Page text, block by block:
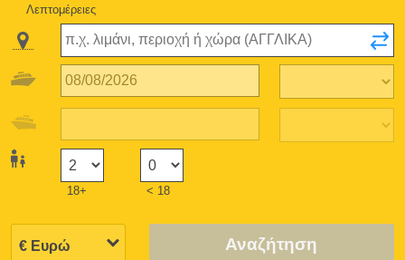
Λεπτομέρειες
18+ < 18
Αναζήτηση